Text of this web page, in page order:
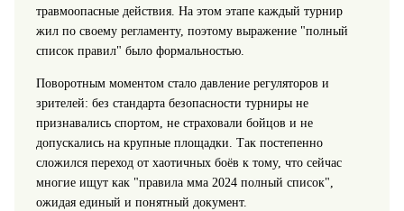
травмоопасные действия. На этом этапе каждый турнир
жил по своему регламенту, поэтому выражение "полный
список правил" было формальностью.
Поворотным моментом стало давление регуляторов и
зрителей: без стандарта безопасности турниры не
признавались спортом, не страховали бойцов и не
допускались на крупные площадки. Так постепенно
сложился переход от хаотичных боёв к тому, что сейчас
многие ищут как "правила мма 2024 полный список",
ожидая единый и понятный документ.